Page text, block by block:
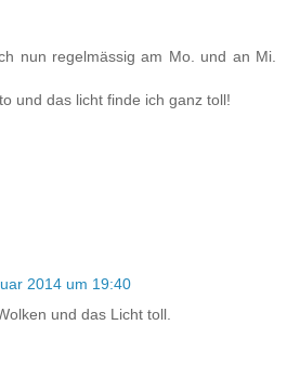
nun regelmässig am Mo. und an Mi.
und das licht finde ich ganz toll!
2014 um 19:40
und das Licht toll.